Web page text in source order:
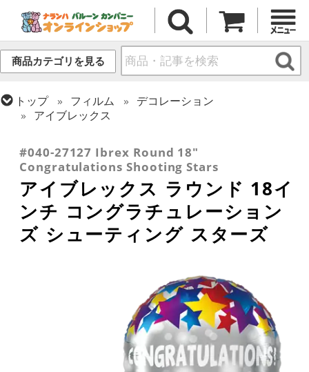
商品カテゴリを見る
トップ フィルム
デコレーション
アイブレックス
おめでとう・記念日
#040-27127 Ibrex Round 18"
Congratulations Shooting Stars
アイブレックス ラウンド 18イ
ンチ コングラチュレーション
ズ シューティング スターズ